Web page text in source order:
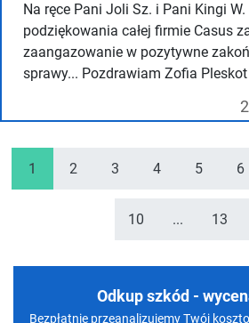
Na ręce Pani Joli Sz. i Pani Kingi
podziękowania całej firmie Casus
zaangazowanie w pozytywne
sprawy... Pozdrawiam Zofia Pleskot
1 2 3 4 5 6
10 ... 13
Odkup szkód -
Bezpłatnie przeanalizujemy Twój